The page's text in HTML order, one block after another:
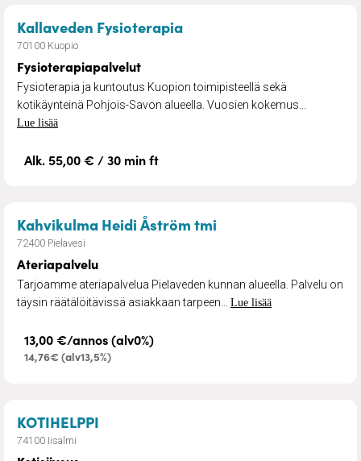
Kallaveden Fysioterapia– Fysioterapiapalvelut
70100 Kuopio
Fysioterapiapalvelut
Fysioterapia ja kuntoutus Kuopion toimipisteellä sekä
kotikäynteinä Pohjois-Savon alueella. Vuosien kokemus...
Lue lisää
Alk. 55,00 € / 30 min ft
Kahvikulma Heidi Åström tmi
72400 Pielavesi
Ateriapalvelu
Tarjoamme ateriapalvelua Pielaveden kunnan alueella. Palvelu on
täysin räätälöitävissä asiakkaan tarpeen... Lue lisää
13,00 €/annos (alv0%)
14,76€ (alv13,5%)
KOTIHELPPI
74100 Iisalmi